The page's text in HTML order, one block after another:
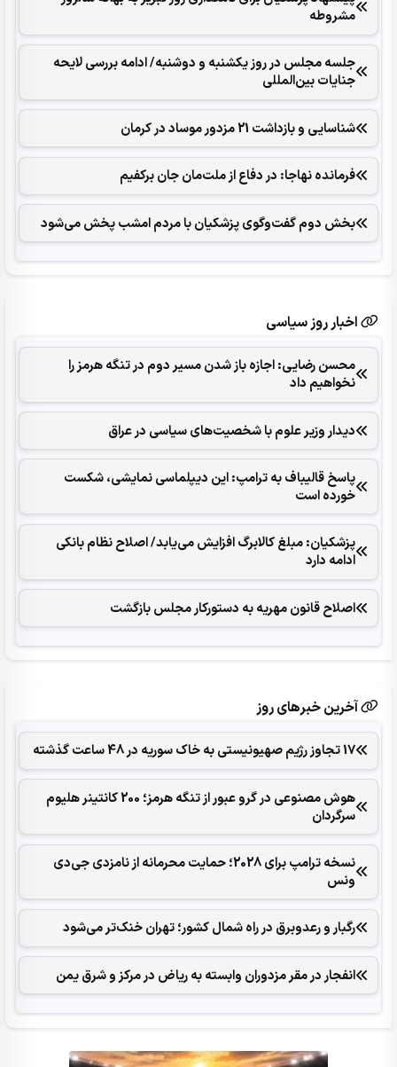
مشروطه
جلسه مجلس در روز یکشنبه و دوشنبه/ ادامه بررسی لایحه
جنایات بین‌المللی
شناسایی و بازداشت 21 مزدور موساد در کرمان
فرمانده نهاجا: در دفاع از ملت‌مان جان برکفیم
بخش دوم گفت‌وگوی پزشکیان با مردم امشب پخش می‌شود
اخبار روز سیاسی
محسن رضایی: اجازه باز شدن مسیر دوم در تنگه هرمز را
نخواهیم داد
دیدار وزیر علوم با شخصیت‌های سیاسی در عراق
پاسخ قالیباف به ترامپ: این دیپلماسی نمایشی، شکست
خورده است
پزشکیان: مبلغ کالابرگ افزایش می‌یابد/ اصلاح نظام بانکی
ادامه دارد
اصلاح قانون مهریه به دستورکار مجلس بازگشت
آخرین خبرهای روز
17 تجاوز رژیم صهیونیستی به خاک سوریه در 48 ساعت گذشته
هوش مصنوعی در گرو عبور از تنگه هرمز؛ 200 کانتینر هلیوم
سرگردان
نسخه ترامپ برای 2028؛ حمایت محرمانه از نامزدی جی‌دی
ونس
رگبار و رعدوبرق در راه شمال کشور؛ تهران خنک‌تر می‌شود
انفجار در مقر مزدوران وابسته به ریاض در مرکز و شرق یمن